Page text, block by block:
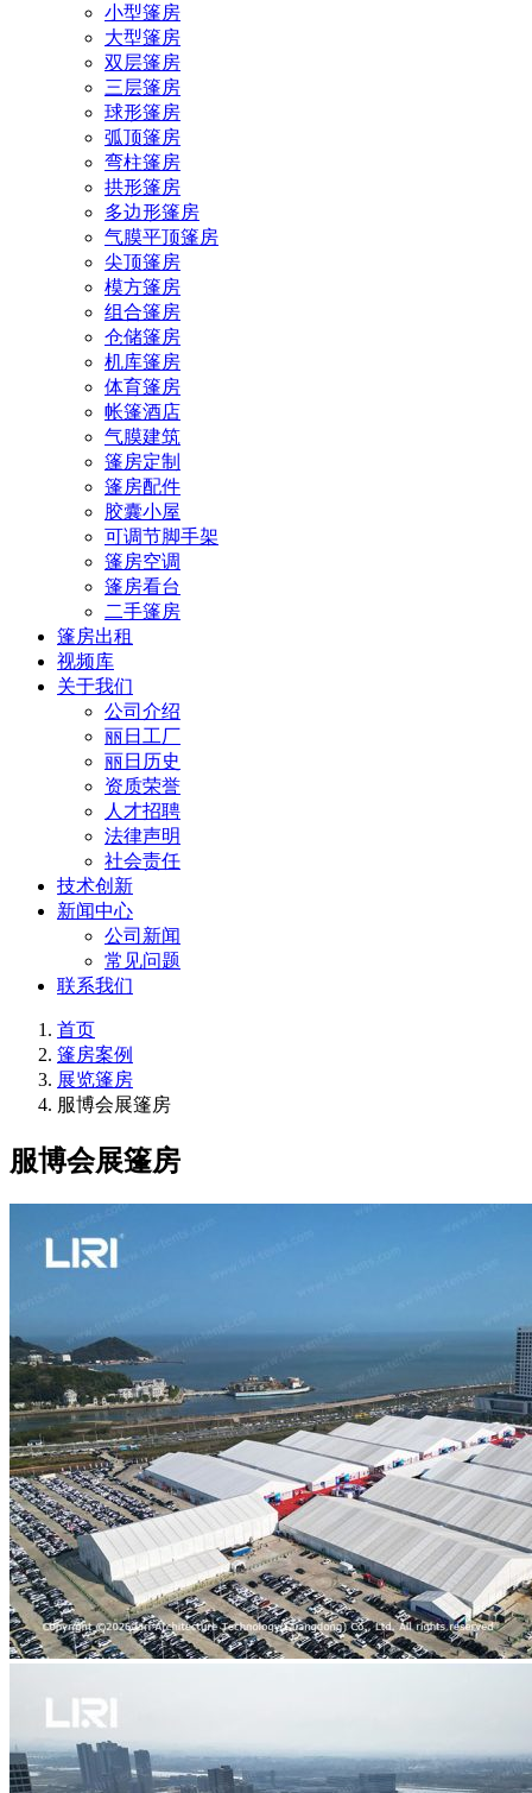
小型篷房
大型篷房
双层篷房
三层篷房
球形篷房
弧顶篷房
弯柱篷房
拱形篷房
多边形篷房
气膜平顶篷房
尖顶篷房
模方篷房
组合篷房
仓储篷房
机库篷房
体育篷房
帐篷酒店
气膜建筑
篷房定制
篷房配件
胶囊小屋
可调节脚手架
篷房空调
篷房看台
二手篷房
篷房出租
视频库
关于我们
公司介绍
丽日工厂
丽日历史
资质荣誉
人才招聘
法律声明
社会责任
技术创新
新闻中心
公司新闻
常见问题
联系我们
首页
篷房案例
展览篷房
服博会展篷房
服博会展篷房